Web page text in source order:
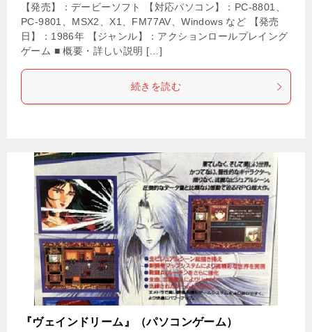
【発売】：デービーソフト 【対応パソコン】：PC-8801、
PC-9801、MSX2、X1、FM77AV、Windows など 【発売
日】：1986年 【ジャンル】：アクションロールプレイング
ゲーム ■ 概要・詳しい説明 […]
続きを読む
『ヴェインドリーム』（パソコンゲーム）